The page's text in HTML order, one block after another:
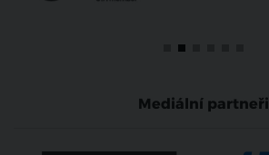
Mediální partneři